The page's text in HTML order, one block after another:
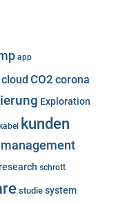
app
cloud CO2 corona
Exploration
kabel kunden
management
schrott
studie system